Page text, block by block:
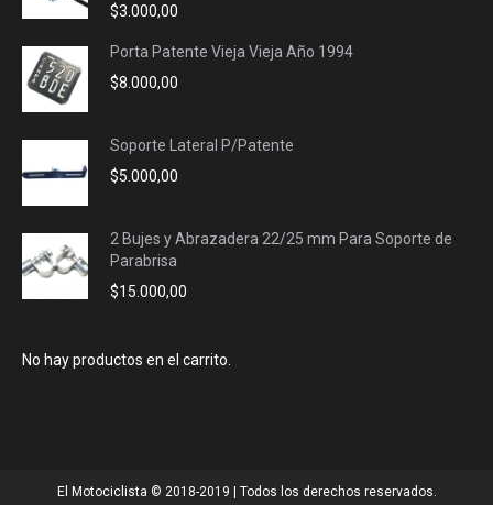
$3.000,00
Porta Patente Vieja Vieja Año 1994
$8.000,00
Soporte Lateral P/Patente
$5.000,00
2 Bujes y Abrazadera 22/25 mm Para Soporte de
Parabrisa
$15.000,00
No hay productos en el carrito.
El Motociclista © 2018-2019 | Todos los derechos reservados.